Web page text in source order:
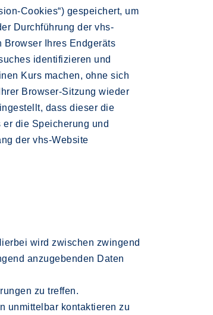
Cookies“) gespeichert, um
Durchführung der vhs-
Ihres Endgeräts
identifizieren und
Kurs machen, ohne sich
Browser-Sitzung wieder
dass dieser die
die Speicherung und
der vhs-Website
wird zwischen zwingend
anzugebenden Daten
zu treffen.
unmittelbar kontaktieren zu